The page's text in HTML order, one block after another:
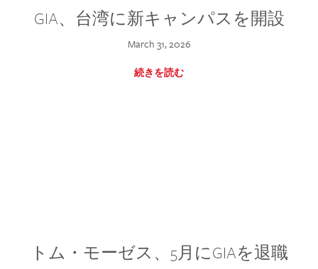
GIA、台湾に新キャンパスを開設
March 31, 2026
続きを読む
トム・モーゼス、5月にGIAを退職